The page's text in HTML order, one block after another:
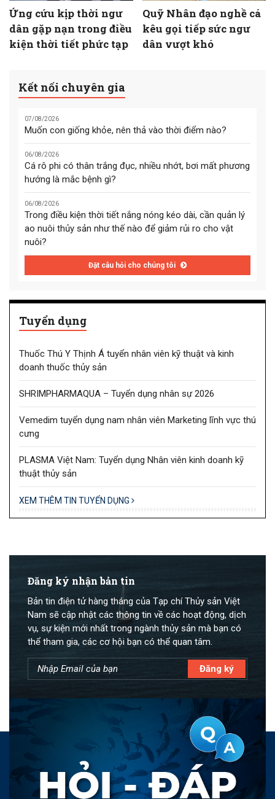
Ứng cứu kịp thời ngư
dân gặp nạn trong điều
kiện thời tiết phức tạp
Quỹ Nhân đạo nghề cá
kêu gọi tiếp sức ngư
dân vượt khó
Kết nối chuyên gia
07/08/2026
Muốn con giống khỏe, nên thả vào thời điểm nào?
06/08/2026
Cá rô phi có thân trắng đục, nhiều nhớt, bơi mất phương
hướng là mắc bệnh gì?
06/08/2026
Trong điều kiện thời tiết nắng nóng kéo dài, cần quản lý
ao nuôi thủy sản như thế nào để giảm rủi ro cho vật
nuôi?
Đặt câu hỏi cho chúng tôi
Tuyển dụng
Thuốc Thú Y Thịnh Á tuyển nhân viên kỹ thuật và kinh
doanh thuốc thủy sản
SHRIMPHARMAQUA – Tuyển dụng nhân sự 2026
Vemedim tuyển dụng nam nhân viên Marketing lĩnh vực thú
cưng
PLASMA Việt Nam: Tuyển dụng Nhân viên kinh doanh kỹ
thuật thủy sản
XEM THÊM TIN TUYỂN DỤNG
Đăng ký nhận bản tin
Bản tin điện tử hàng tháng của Tạp chí Thủy sản Việt
Nam sẽ cập nhật các thông tin về các hoạt động, dịch
vụ, sự kiện mới nhất trong ngành thủy sản mà bạn có
thể tham gia, các cơ hội bạn có thể quan tâm.